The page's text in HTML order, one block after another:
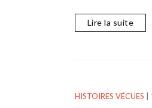
Lire la suite
HISTOIRES VÉCUES